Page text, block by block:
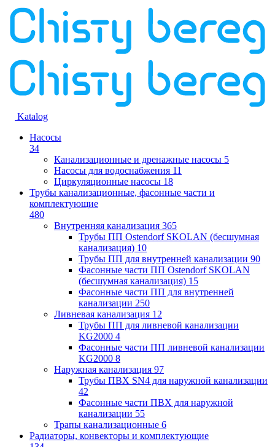
Katalog
Насосы
34
Канализационные и дренажные насосы 5
Насосы для водоснабжения 11
Циркуляционные насосы 18
Трубы канализационные, фасонные части и
комплектующие
480
Внутренняя канализация 365
Трубы ПП Ostendorf SKOLAN (бесшумная
канализация) 10
Трубы ПП для внутренней канализации 90
Фасонные части ПП Ostendorf SKOLAN
(бесшумная канализация) 15
Фасонные части ПП для внутренней
канализации 250
Ливневая канализация 12
Трубы ПП для ливневой канализации
KG2000 4
Фасонные части ПП ливневой канализации
KG2000 8
Наружная канализация 97
Трубы ПВХ SN4 для наружной канализации
42
Фасонные части ПВХ для наружной
канализации 55
Трапы канализационные 6
Радиаторы, конвекторы и комплектующие